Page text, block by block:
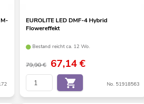
EUROLITE LED DMF-4 Hybrid
Flowereffekt
Bestand reicht ca. 12 Wo.
79,90 € 67,14€
No. 51918563